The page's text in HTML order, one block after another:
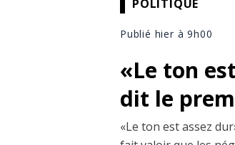
POLITIQUE
Publié hier à 9h00
«Le ton
dit le
«Le ton est assez